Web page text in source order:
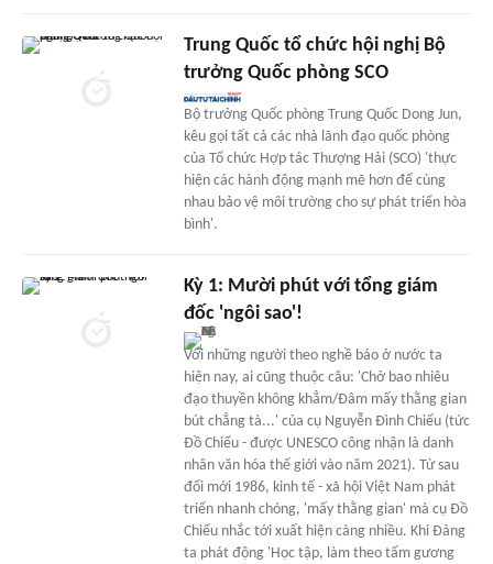
Trung Quốc tổ chức hội nghị Bộ
trưởng Quốc phòng SCO
Bộ trưởng Quốc phòng Trung Quốc Dong Jun,
kêu gọi tất cả các nhà lãnh đạo quốc phòng
của Tổ chức Hợp tác Thượng Hải (SCO) 'thực
hiện các hành động mạnh mẽ hơn để cùng
nhau bảo vệ môi trường cho sự phát triển hòa
bình'.
Kỳ 1: Mười phút với tổng giám
đốc 'ngôi sao'!
Với những người theo nghề báo ở nước ta
hiện nay, ai cũng thuộc câu: 'Chở bao nhiêu
đạo thuyền không khẳm/Đâm mấy thằng gian
bút chẳng tà...' của cụ Nguyễn Đình Chiểu (tức
Đồ Chiểu - được UNESCO công nhận là danh
nhân văn hóa thế giới vào năm 2021). Từ sau
đổi mới 1986, kinh tế - xã hội Việt Nam phát
triển nhanh chóng, 'mấy thằng gian' mà cụ Đồ
Chiểu nhắc tới xuất hiện càng nhiều. Khi Đảng
ta phát động 'Học tập, làm theo tấm gương